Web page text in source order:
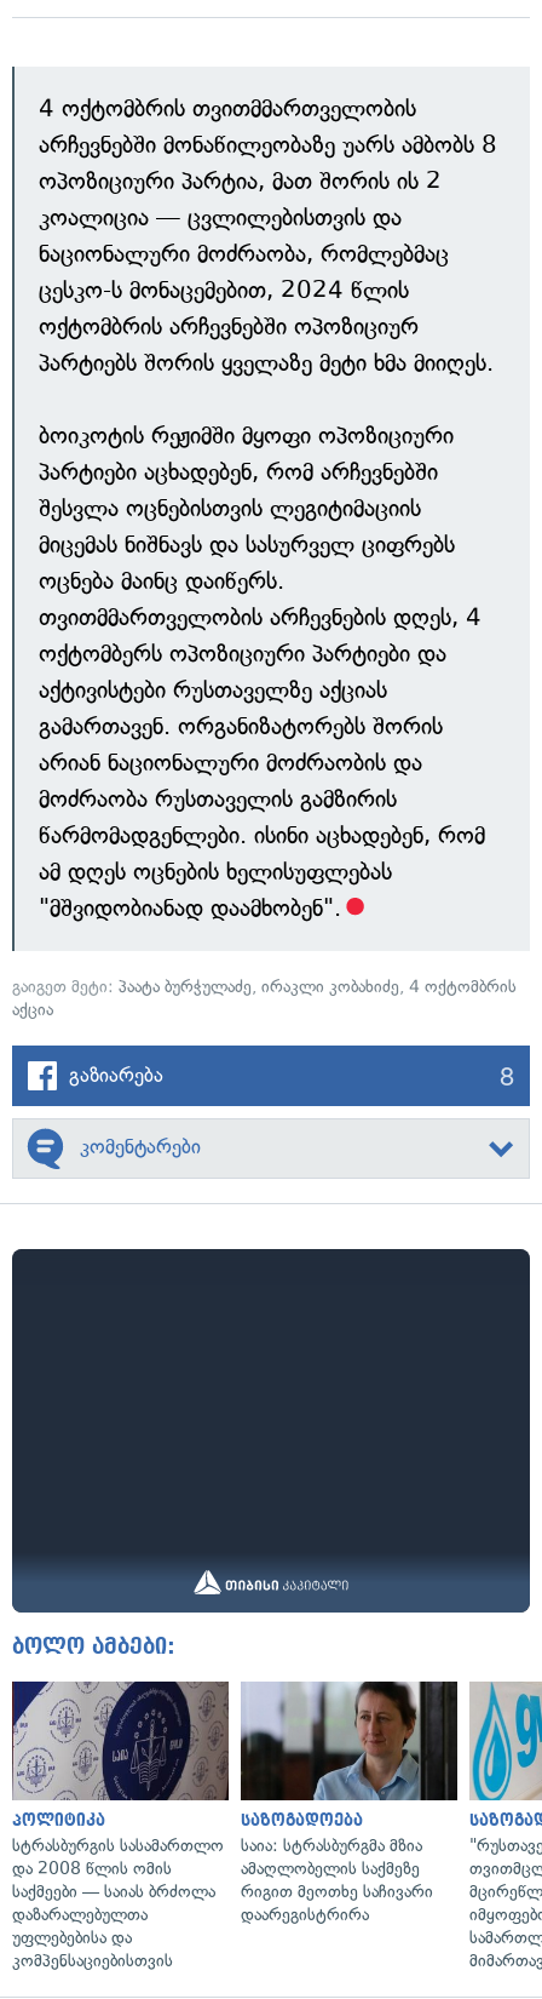
4 ოქტომბრის თვითმმართველობის
არჩევნებში მონაწილეობაზე უარს ამბობს 8
ოპოზიციური პარტია, მათ შორის ის 2
კოალიცია — ცვლილებისთვის და
ნაციონალური მოძრაობა, რომლებმაც
ცესკო-ს მონაცემებით, 2024 წლის
ოქტომბრის არჩევნებში ოპოზიციურ
პარტიებს შორის ყველაზე მეტი ხმა მიიღეს.
ბოიკოტის რეჟიმში მყოფი ოპოზიციური
პარტიები აცხადებენ, რომ არჩევნებში
შესვლა ოცნებისთვის ლეგიტიმაციის
მიცემას ნიშნავს და სასურველ ციფრებს
ოცნება მაინც დაიწერს.
თვითმმართველობის არჩევნების დღეს, 4
ოქტომბერს ოპოზიციური პარტიები და
აქტივისტები რუსთაველზე აქციას
გამართავენ. ორგანიზატორებს შორის
არიან ნაციონალური მოძრაობის და
მოძრაობა რუსთაველის გამზირის
წარმომადგენლები. ისინი აცხადებენ, რომ
ამ დღეს ოცნების ხელისუფლებას
"მშვიდობიანად დაამხობენ".
გაიგეთ მეტი: პაატა ბურჭულაძე, ირაკლი კობახიძე, 4 ოქტომბრის
აქცია
გაზიარება 8
კომენტარები
ბოლო ამბები:
პოლიტიკა
სტრასბურგის სასამართლო
და 2008 წლის ომის
საქმეები — საიას ბრძოლა
დაზარალებულთა
უფლებებისა და
კომპენსაციებისთვის
საზოგადოება
საია: სტრასბურგმა მზია
ამაღლობელის საქმეზე
რიგით მეოთხე საჩივარი
დაარეგისტრირა